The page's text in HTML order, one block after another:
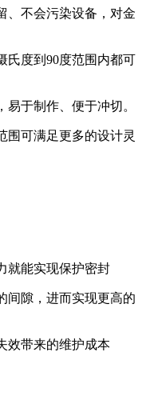
、不会污染设备，对金
氏度到90度范围内都可
于制作、便于冲切。
围可满足更多的设计灵
就能实现保护密封
间隙，进而实现更高的
效带来的维护成本